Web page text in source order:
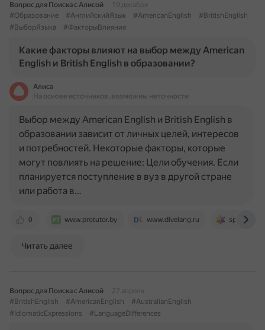
Вопрос для Поиска с Алисой
19 декабря
#Образование
#АнглийскийЯзык #AmericanEnglish
#BritishEnglish
#ВыборЯзыка
#ФакторыВлияния
Какие факторы влияют на выбор между American
English и British English в образовании?
Алиса
На основе источников, возможны неточности
0 www.protutor.by www.divelang.ru
Выбор между American English и British English в
образовании зависит от личных целей, интересов
и потребностей. Некоторые факторы, которые
могут повлиять на решение: Цели обучения. Если
планируется поступление в вуз в другой стране
или работа в…
Читать далее
Вопрос для Поиска с Алисой
27 апреля
#BritishEnglish
#AmericanEnglish
#AustralianEnglish
#IdiomaticExpressions
#LanguageDifferences